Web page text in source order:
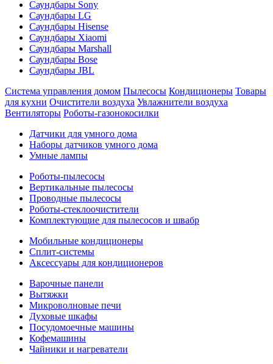
Саундбары Sony
Саундбары LG
Саундбары Hisense
Саундбары Xiaomi
Саундбары Marshall
Саундбары Bose
Саундбары JBL
Система управления домом Пылесосы Кондиционеры Товары
для кухни Очистители воздуха Увлажнители воздуха
Вентиляторы Роботы-газонокосилки
Датчики для умного дома
Наборы датчиков умного дома
Умные лампы
Роботы-пылесосы
Вертикальные пылесосы
Проводные пылесосы
Роботы-стеклоочистители
Комплектующие для пылесосов и швабр
Мобильные кондиционеры
Сплит-системы
Аксессуары для кондиционеров
Варочные панели
Вытяжки
Микроволновые печи
Духовые шкафы
Посудомоечные машины
Кофемашины
Чайники и нагреватели